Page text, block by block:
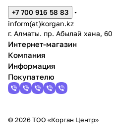
+7 700 916 58 83
inform(at)korgan.kz
г. Алматы. пр. Абылай хана, 60
Интернет-магазин
Компания
Информация
Покупателю
© 2026 ТОО «Корган Центр»